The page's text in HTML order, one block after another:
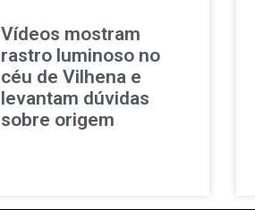
Vídeos mostram
rastro luminoso no
céu de Vilhena e
levantam dúvidas
sobre origem